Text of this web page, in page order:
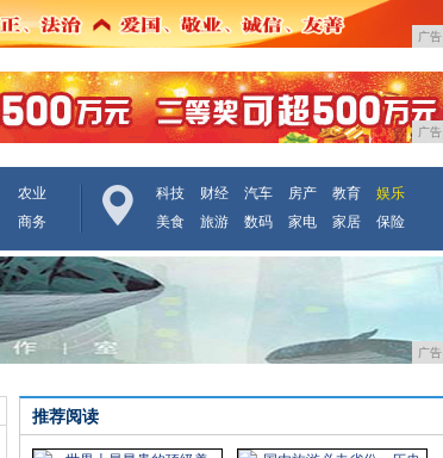
广告
广告
农业
商务
科技 财经 汽车 房产 教育
娱乐
美食
旅游 数码 家电 家居 保险
广告
推荐阅读